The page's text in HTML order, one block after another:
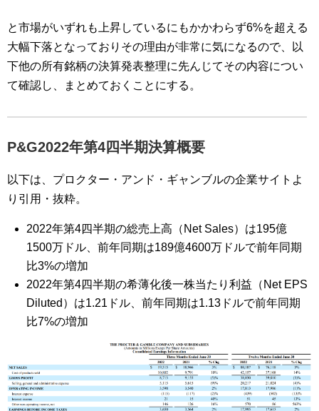
と市場がいずれも上昇しているにもかかわらず6%を超える
大幅下落となっておりその理由が非常に気になるので、以
下他の所有銘柄の決算発表整理に先んじてその内容につい
て確認し、まとめておくことにする。
P&G2022年第4四半期決算概要
以下は、プロクター・アンド・ギャンブルの企業サイトよ
り引用・抜粋。
2022年第4四半期の総売上高（Net Sales）は195億
1500万ドル、前年同期は189億4600万ドルで前年同期
比3%の増加
2022年第4四半期の希薄化後一株当たり利益（Net EPS
Diluted）は1.21ドル、前年同期は1.13ドルで前年同期
比7%の増加